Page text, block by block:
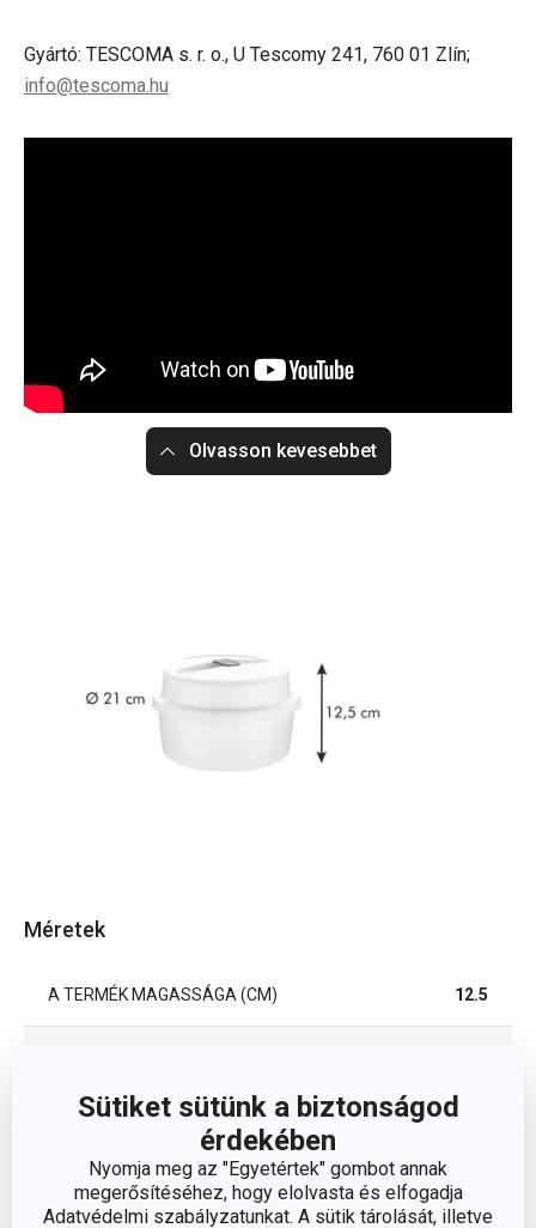
Sütiket sütünk a biztonságod
érdekében
Nyomja meg az "Egyetértek" gombot annak
megerősítéséhez, hogy elolvasta és elfogadja
Adatvédelmi szabályzatunkat. A sütik tárolását, illetve
Gyártó: TESCOMA s. r. o., U Tescomy 241, 760 01 Zlín;
info@tescoma.hu
Olvasson kevesebbet
Méretek
A TERMÉK MAGASSÁGA (CM) 12.5
Egyéb paraméterek
ANYAG
műanyag, nanoCARE